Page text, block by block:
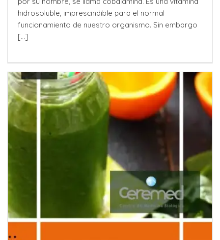
hidrosoluble, imprescindible para el normal
funcionamiento de nuestro organismo. Sin embargo
[...]